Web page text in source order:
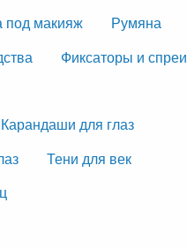
под макияж
Румяна
Фиксаторы и спреи
Карандаши для глаз
Тени для век